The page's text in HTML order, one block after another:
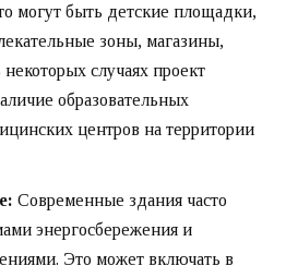
могут быть детские площадки,
зоны, магазины,
случаях проект
образовательных
центров на территории
Современные здания часто
энергосбережения и
Это может включать в